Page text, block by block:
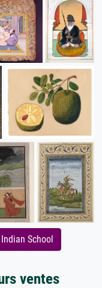
School
ventes